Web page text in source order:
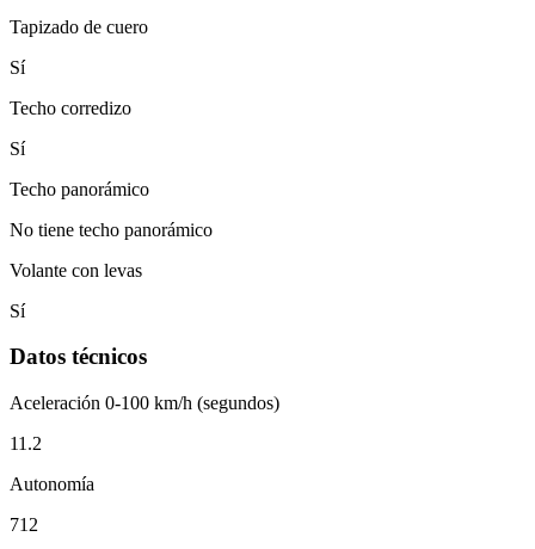
Tapizado de cuero
Sí
Techo corredizo
Sí
Techo panorámico
No tiene techo panorámico
Volante con levas
Sí
Datos técnicos
Aceleración 0-100 km/h (segundos)
11.2
Autonomía
712